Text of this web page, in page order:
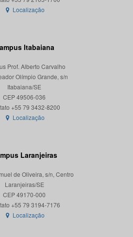
Localização
Itabaiana
Prof. Alberto Carvalho
Olímpio Grande, s/n
Itabaiana/SE
CEP 49506-036
Localização
Laranjeiras
de Oliveira, s/n, Centro
Laranjeiras/SE
CEP 49170-000
Localização